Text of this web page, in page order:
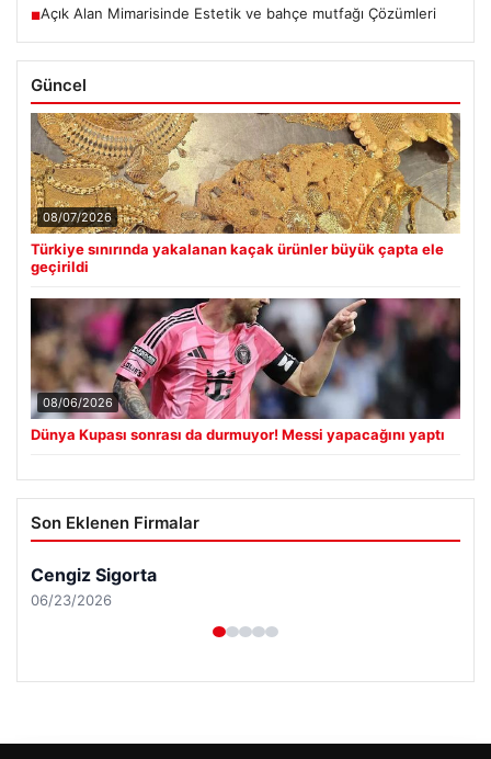
■Açık Alan Mimarisinde Estetik ve bahçe mutfağı Çözümleri
Güncel
08/07/2026
Türkiye sınırında yakalanan kaçak ürünler büyük çapta ele
geçirildi
08/06/2026
Dünya Kupası sonrası da durmuyor! Messi yapacağını yaptı
Son Eklenen Firmalar
Cengiz Sigorta
06/23/2026